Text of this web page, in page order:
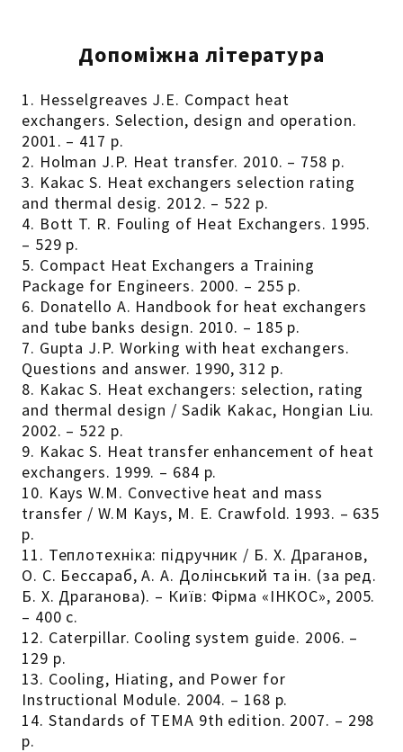
Допоміжна література
1. Hesselgreaves J.E. Compact heat
exchangers. Selection, design and operation.
2001. – 417 p.
2. Holman J.P. Heat transfer. 2010. – 758 p.
3. Kakac S. Heat exchangers selection rating
and thermal desig. 2012. – 522 p.
4. Bott T. R. Fouling of Heat Exchangers. 1995.
– 529 р.
5. Compact Heat Exchangers a Training
Package for Engineers. 2000. – 255 p.
6. Donatello A. Handbook for heat exchangers
and tube banks design. 2010. – 185 p.
7. Gupta J.P. Working with heat exchangers.
Questions and answer. 1990, 312 p.
8. Kakac S. Heat exchangers: selection, rating
and thermal design / Sadik Kakac, Hongian Liu.
2002. – 522 p.
9. Kakac S. Heat transfer enhancement of heat
exchangers. 1999. – 684 p.
10. Kays W.M. Convective heat and mass
transfer / W.M Kays, M. E. Crawfold. 1993. – 635
р.
11. Теплотехніка: підручник / Б. Х. Драганов,
О. С. Бессараб, А. А. Долінський та ін. (за ред.
Б. Х. Драганова). – Київ: Фірма «ІНКОС», 2005.
– 400 с.
12. Caterpillar. Cooling system guide. 2006. –
129 р.
13. Cooling, Hiating, and Power for
Instructional Module. 2004. – 168 р.
14. Standards of TEMA 9th edition. 2007. – 298
р.